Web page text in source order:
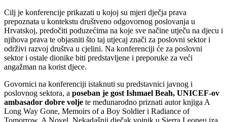
Cilj je konferencije prikazati u kojoj su mjeri dječja prava
prepoznata u kontekstu društveno odgovornog poslovanja u
Hrvatskoj, predočiti poduzećima na koje sve načine utječu na djecu i
njihova prava te objasniti što taj utjecaj znači za poslovni sektor i
održivi razvoj društva u cjelini. Na konferenciji će za poslovni
sektor i ostale dionike biti predstavljene i preporuke za veći
angažman na korist djece.
Govornici na konferenciji istaknuti su predstavnici javnog i
poslovnog sektora, a poseban je gost Ishmael Beah, UNICEF-ov
ambasador dobre volje te međunarodno priznati autor knjiga A
Long Way Gone, Memoirs of a Boy Soldier i Radiance of
Tomorrow, A Novel. Nekadašnji dječak vojnik u Sierra Leoneu iza